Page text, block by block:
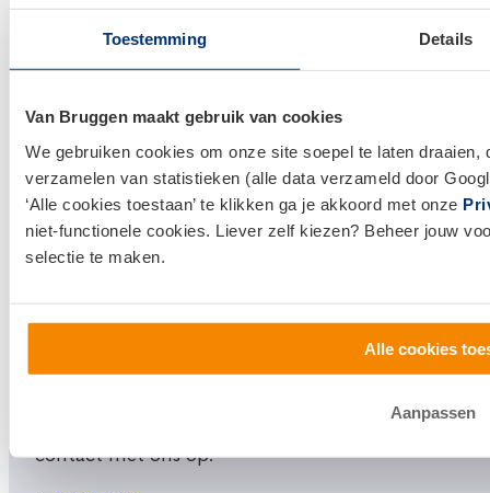
Toestemming Details
Van Bruggen maakt gebruik van cookies
We gebruiken cookies om onze site soepel te laten
verzamelen van statistieken (alle data verzameld door
‘Alle cookies toestaan’ te klikken ga je akkoord met onze
niet-functionele cookies. Liever zelf kiezen? Beheer jouw
selectie te maken.
Alle cookies
Aanpassen
Financieel Advies
Verzekeringsadvies
Makelaardij
Huis verkopen
Klantenservice en contact
bij jou in de buurt, of neem
contact met ons op.